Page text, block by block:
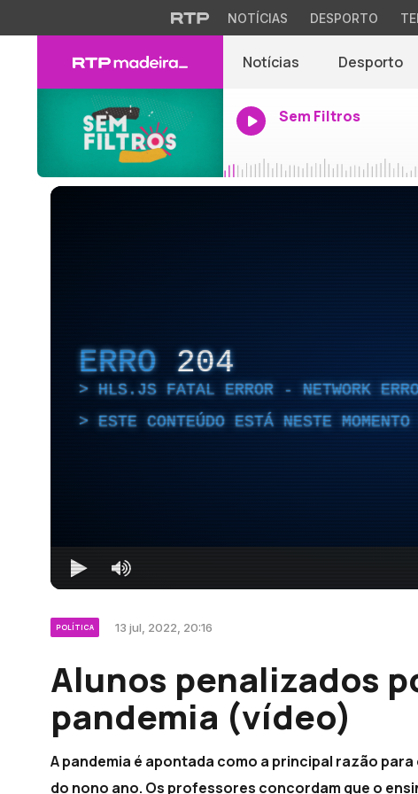
NOTÍCIAS DESPORTO
Notícias Desporto
Sem Filtros
ERRO 204
HLS.JS FATAL ERROR - NETWORK
ESTE CONTEÚDO ESTÁ NESTE
POLÍTICA 13 jul, 2022, 20:16
Alunos penalizados
pandemia (vídeo)
A pandemia é apontada como a principal razão
do nono ano. Os professores concordam que o